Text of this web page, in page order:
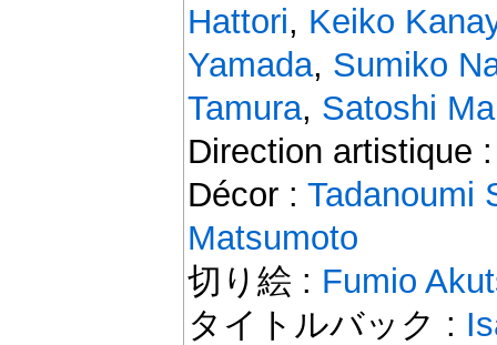
Hattori, Keiko
Yamada, Sumiko
Tamura, Satoshi
Direction artistique
Décor : Tadanoumi
Matsumoto
切り絵 : Fumio
タイトルバック :